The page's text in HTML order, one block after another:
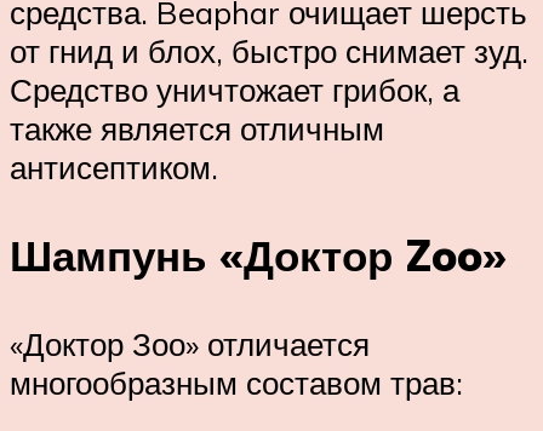
средства. Beaphar очищает шерсть
от гнид и блох, быстро снимает зуд.
Средство уничтожает грибок, а
также является отличным
антисептиком.
Шампунь «Доктор Zoo»
«Доктор Зоо» отличается
многообразным составом трав: